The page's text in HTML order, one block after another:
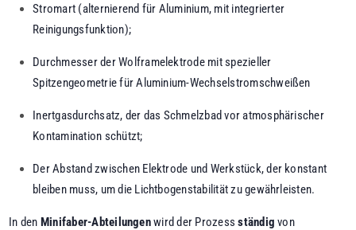
Stromart (alternierend für Aluminium, mit integrierter
Reinigungsfunktion);
Durchmesser der Wolframelektrode mit spezieller
Spitzengeometrie für Aluminium-Wechselstromschweißen
Inertgasdurchsatz, der das Schmelzbad vor atmosphärischer
Kontamination schützt;
Der Abstand zwischen Elektrode und Werkstück, der konstant
bleiben muss, um die Lichtbogenstabilität zu gewährleisten.
In den Minifaber-Abteilungenwird der Prozessständig von